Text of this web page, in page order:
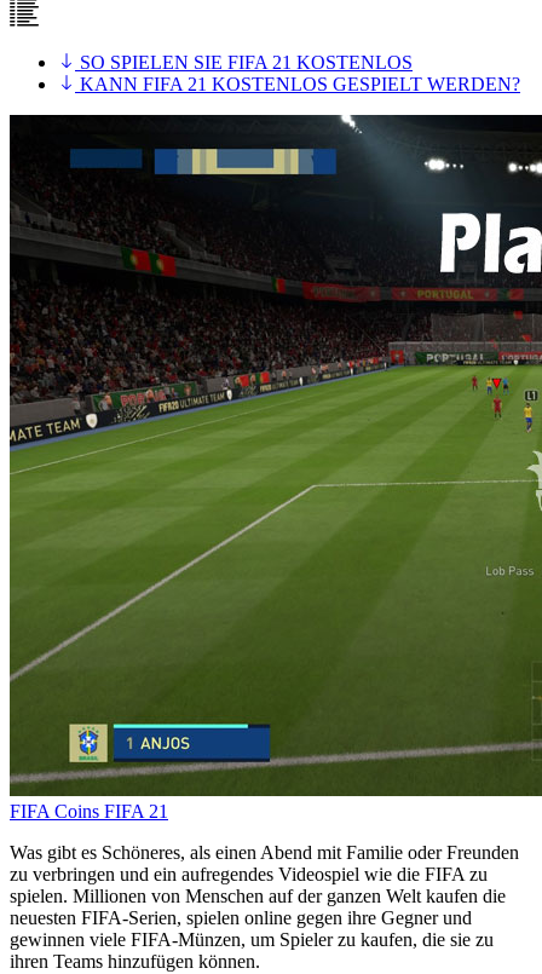
SO SPIELEN SIE FIFA 21 KOSTENLOS
KANN FIFA 21 KOSTENLOS GESPIELT WERDEN?
FIFA Coins FIFA 21
Was gibt es Schöneres, als einen Abend mit Familie oder Freunden
zu verbringen und ein aufregendes Videospiel wie die FIFA zu
spielen. Millionen von Menschen auf der ganzen Welt kaufen die
neuesten FIFA-Serien, spielen online gegen ihre Gegner und
gewinnen viele FIFA-Münzen, um Spieler zu kaufen, die sie zu
ihren Teams hinzufügen können.